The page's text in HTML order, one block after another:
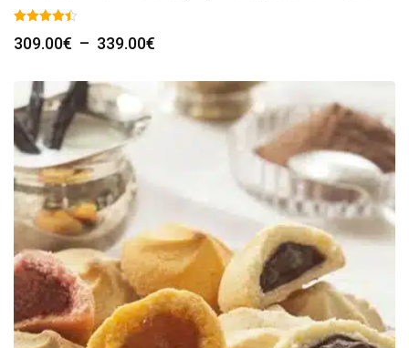
309.00€ – 339.00€
prix :
309.00€